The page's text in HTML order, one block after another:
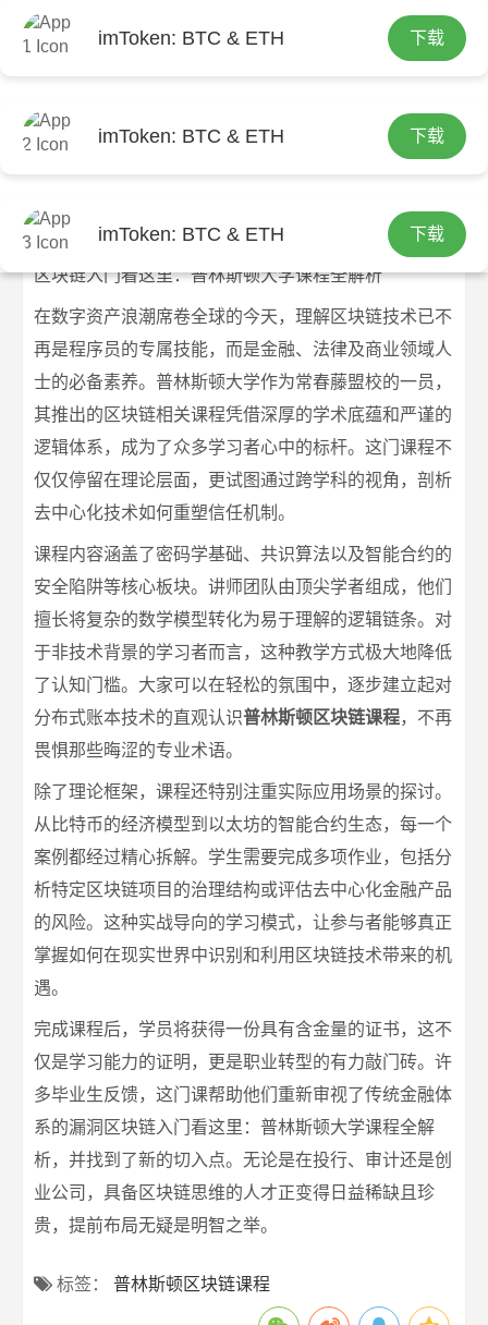
imToken: BTC & ETH 下载
imToken: BTC & ETH 下载
imToken: BTC & ETH 下载
首页
区块链入门看这里：普林斯顿大学课程
全解析
区块链入门看这里：普林斯顿大学课程全解析
在数字资产浪潮席卷全球的今天，理解区块链技术已不
再是程序员的专属技能，而是金融、法律及商业领域人
士的必备素养。普林斯顿大学作为常春藤盟校的一员，
其推出的区块链相关课程凭借深厚的学术底蕴和严谨的
逻辑体系，成为了众多学习者心中的标杆。这门课程不
仅仅停留在理论层面，更试图通过跨学科的视角，剖析
去中心化技术如何重塑信任机制。
课程内容涵盖了密码学基础、共识算法以及智能合约的
安全陷阱等核心板块。讲师团队由顶尖学者组成，他们
擅长将复杂的数学模型转化为易于理解的逻辑链条。对
于非技术背景的学习者而言，这种教学方式极大地降低
了认知门槛。大家可以在轻松的氛围中，逐步建立起对
分布式账本技术的直观认识普林斯顿区块链课程，不再
畏惧那些晦涩的专业术语。
除了理论框架，课程还特别注重实际应用场景的探讨。
从比特币的经济模型到以太坊的智能合约生态，每一个
案例都经过精心拆解。学生需要完成多项作业，包括分
析特定区块链项目的治理结构或评估去中心化金融产品
的风险。这种实战导向的学习模式，让参与者能够真正
掌握如何在现实世界中识别和利用区块链技术带来的机
遇。
完成课程后，学员将获得一份具有含金量的证书，这不
仅是学习能力的证明，更是职业转型的有力敲门砖。许
多毕业生反馈，这门课帮助他们重新审视了传统金融体
系的漏洞区块链入门看这里：普林斯顿大学课程全解
析，并找到了新的切入点。无论是在投行、审计还是创
业公司，具备区块链思维的人才正变得日益稀缺且珍
贵，提前布局无疑是明智之举。
标签： 普林斯顿区块链课程